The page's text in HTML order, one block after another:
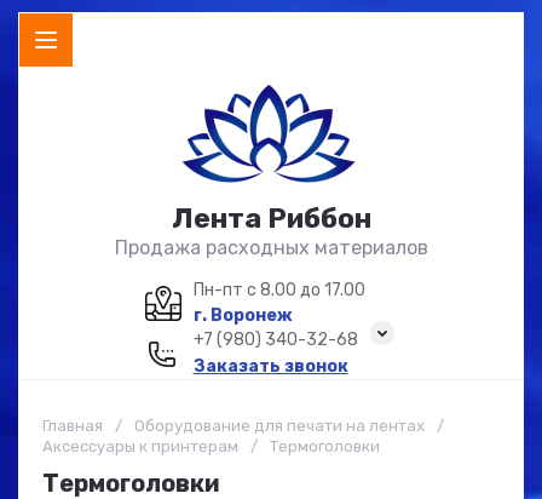
Лента Риббон
Продажа расходных материалов
Пн-пт с 8.00 до 17.00
г. Воронеж
+7 (980) 340-32-68
Заказать звонок
Главная / Оборудование для печати на лентах
/
Аксессуары к принтерам
/ Термоголовки
Термоголовки